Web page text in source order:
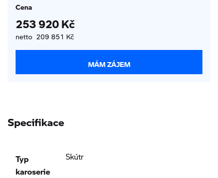
Cena
253 920 Kč
netto 209 851 Kč
MÁM ZÁJEM
Specifikace
Typ
karoserie
Skútr